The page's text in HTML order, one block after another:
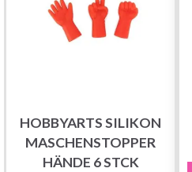
HOBBYARTS SILIKON
MASCHENSTOPPER
HÄNDE 6 STCK